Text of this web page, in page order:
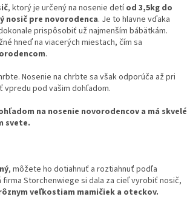
, ktorý je určený na nosenie detíod 3,5kg do
nosič pre novorodenca. Je to hlavne vďaka
prispôsobiť už najmenším bábätkám.
hneď na viacerých miestach, čím sa
.
Nosenie na chrbte sa však odporúča až pri
pod vašim dohľadom.
na nosenie novorodencov a má skvelé
svete.
, môžete ho dotiahnuť a roztiahnuť podľa
Storchenwiege si dala za cieľ vyrobiť nosič,
veľkostiam mamičiek a oteckov.